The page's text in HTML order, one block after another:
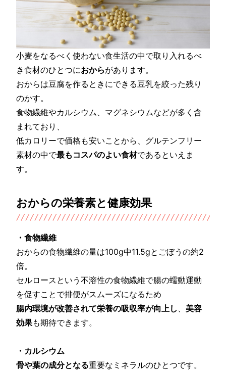
小麦をなるべく使わない食生活の中で取り入れるべ
き食材のひとつにおからがあります。
おからは豆腐を作るときにできる豆乳を絞った残り
のかす。
食物繊維やカルシウム、マグネシウムなどが多く含
まれており、
低カロリーで価格も安いことから、グルテンフリー
素材の中で最もコスパのよい食材であるといえま
す。
おからの栄養素と健康効果
・食物繊維
おからの食物繊維の量は100g中11.5gとごぼうの約2
倍。
セルロースという不溶性の食物繊維で腸の蠕動運動
を促すことで排便がスムーズになるため
腸内環境が改善されて栄養の吸収率が向上し 、 美容
効果も期待できます。
・カルシウム
骨や葉の成分となる重要なミネラルのひとつです。